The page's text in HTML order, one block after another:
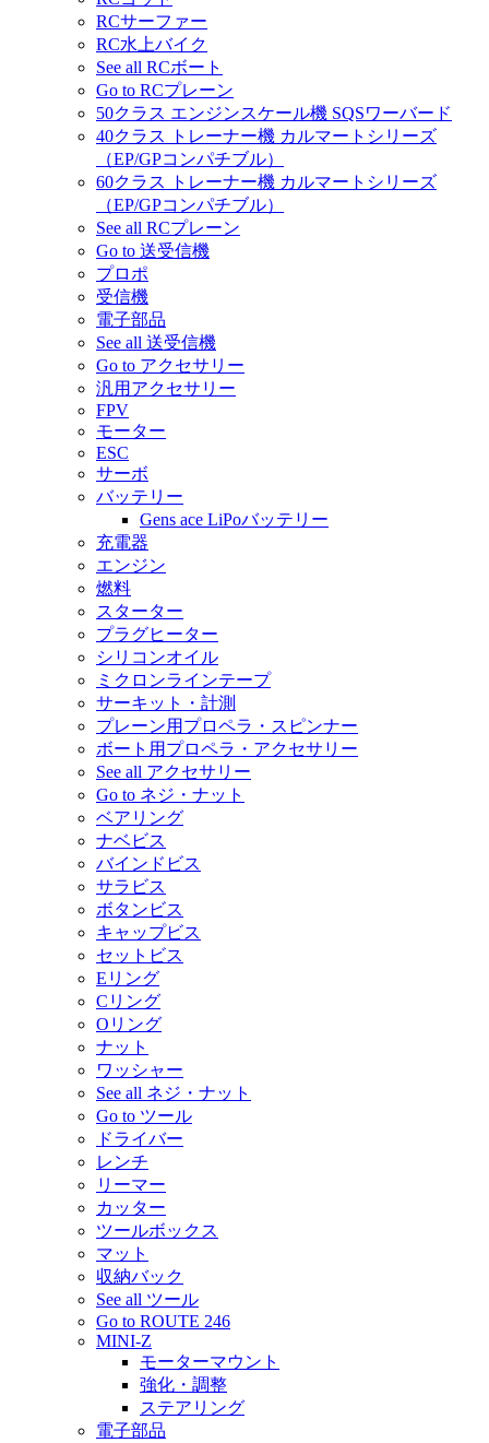
RCサーファー
RC水上バイク
See all RCボート
Go to RCプレーン
50クラス エンジンスケール機 SQSワーバード
40クラス トレーナー機 カルマートシリーズ
（EP/GPコンパチブル）
60クラス トレーナー機 カルマートシリーズ
（EP/GPコンパチブル）
See all RCプレーン
Go to 送受信機
プロポ
受信機
電子部品
See all 送受信機
Go to アクセサリー
汎用アクセサリー
FPV
モーター
ESC
サーボ
バッテリー
Gens ace LiPoバッテリー
充電器
エンジン
燃料
スターター
プラグヒーター
シリコンオイル
ミクロンラインテープ
サーキット・計測
プレーン用プロペラ・スピンナー
ボート用プロペラ・アクセサリー
See all アクセサリー
Go to ネジ・ナット
ベアリング
ナベビス
バインドビス
サラビス
ボタンビス
キャップビス
セットビス
Eリング
Cリング
Oリング
ナット
ワッシャー
See all ネジ・ナット
Go to ツール
ドライバー
レンチ
リーマー
カッター
ツールボックス
マット
収納バック
See all ツール
Go to ROUTE 246
MINI-Z
モーターマウント
強化・調整
ステアリング
電子部品